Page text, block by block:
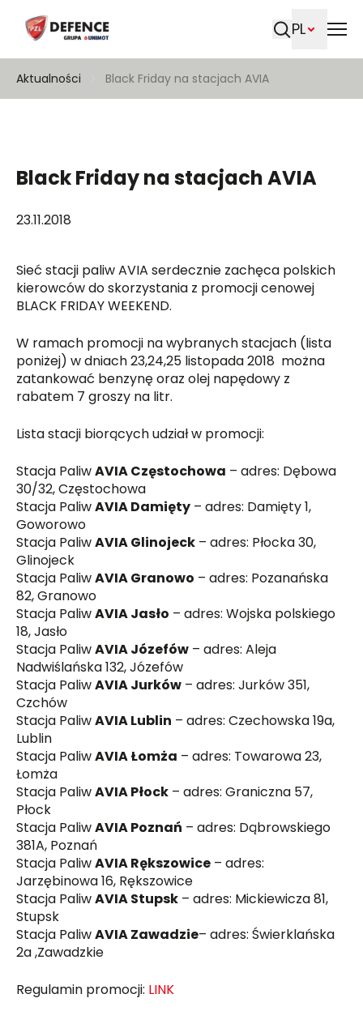
PL
Aktualności Black Friday na stacjach AVIA
Black Friday na stacjach AVIA
23.11.2018
Sieć stacji paliw AVIA serdecznie zachęca polskich
kierowców do skorzystania z promocji cenowej
BLACK FRIDAY WEEKEND.
W ramach promocji na wybranych stacjach (lista
poniżej) w dniach 23,24,25 listopada 2018 można
zatankować benzynę oraz olej napędowy z
rabatem 7 groszy na litr.
Lista stacji biorących udział w promocji:
Stacja PaliwAVIA Częstochowa – adres: Dębowa
30/32, Częstochowa
Stacja PaliwAVIA Damięty – adres: Damięty 1,
Goworowo
Stacja PaliwAVIA Glinojeck – adres: Płocka 30,
Glinojeck
Stacja PaliwAVIA Granowo – adres: Pozanańska
82, Granowo
Stacja PaliwAVIA Jasło – adres: Wojska polskiego
18, Jasło
Stacja PaliwAVIA Józefów – adres: Aleja
Nadwiślańska 132, Józefów
Stacja PaliwAVIA Jurków – adres: Jurków 351,
Czchów
Stacja PaliwAVIA Lublin – adres: Czechowska 19a,
Lublin
Stacja PaliwAVIA Łomża – adres: Towarowa 23,
Łomża
Stacja PaliwAVIA Płock – adres: Graniczna 57,
Płock
Stacja PaliwAVIA Poznań – adres: Dąbrowskiego
381A, Poznań
Stacja PaliwAVIA Rększowice – adres:
Jarzębinowa 16, Rększowice
Stacja PaliwAVIA Stupsk – adres: Mickiewicza 81,
Stupsk
Stacja PaliwAVIA Zawadzie– adres: Świerklańska
2a ,Zawadzkie
Regulamin promocji: LINK